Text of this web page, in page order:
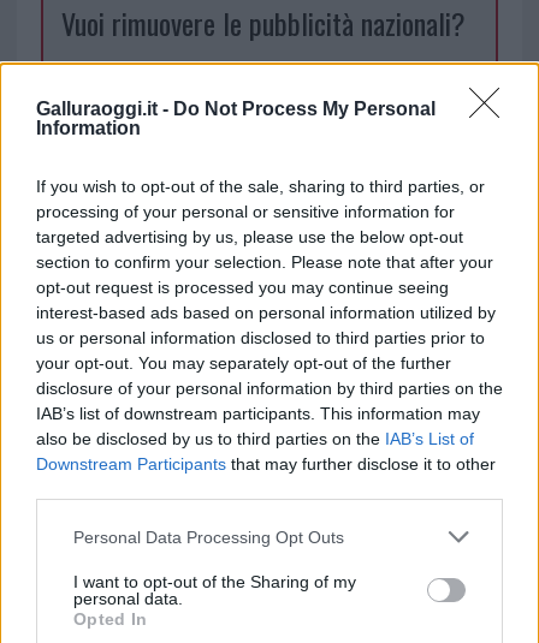
Galluraoggi.it - Do Not Process My Personal
Information
If you wish to opt-out of the sale, sharing to third parties, or
processing of your personal or sensitive information for
targeted advertising by us, please use the below opt-out
section to confirm your selection. Please note that after your
opt-out request is processed you may continue seeing
interest-based ads based on personal information utilized by
us or personal information disclosed to third parties prior to
your opt-out. You may separately opt-out of the further
disclosure of your personal information by third parties on the
IAB’s list of downstream participants. This information may
also be disclosed by us to third parties on the IAB’s List of
Downstream Participants that may further disclose it to other
Please note that this website/app uses one or more Google
not limited to your visit or usage behaviour. You may click to
grant or deny consent to Google and its third-party tags to
use your data for below specified purposes in below Google
Personal Data Processing Opt Outs
I want to opt-out of the Sharing of my
personal data.
Opted In
Vuoi rimuovere le pubblicità nazionali?
cliccandoqui
Sei già abbonato?
Puoi effettuare l'accesso andando nella
sezioneLogindal menù del sito o
cliccandoqui
TEMI:
Calendario Vaccini Gallura
Vaccini Comuni Gallura
Vaccini Gallura
Inviaci le tue segnalazioni,
i tuoi video e le tue foto
Su WhatsApp al numero +39
345 356 7512